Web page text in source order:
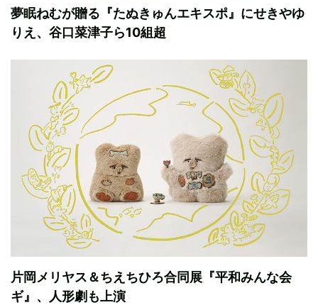
夢眠ねむが贈る『たぬきゅんエキスポ』にせきやゆ
りえ、谷口菜津子ら10組超
片岡メリヤス＆ちえちひろ合同展『平和みんな会
ギ』、人形劇も上演